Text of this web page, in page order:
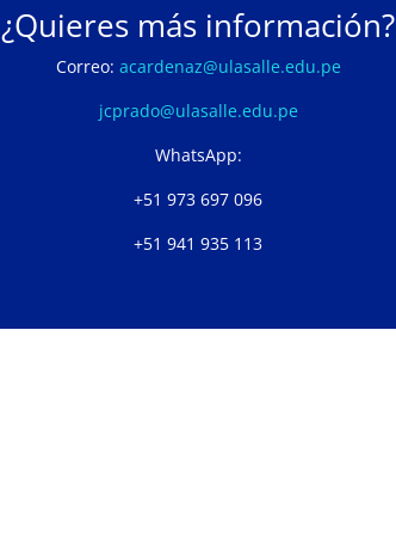
¿Quieres más información?
Correo: acardenaz@ulasalle.edu.pe
jcprado@ulasalle.edu.pe
WhatsApp:
+51 973 697 096
+51 941 935 113